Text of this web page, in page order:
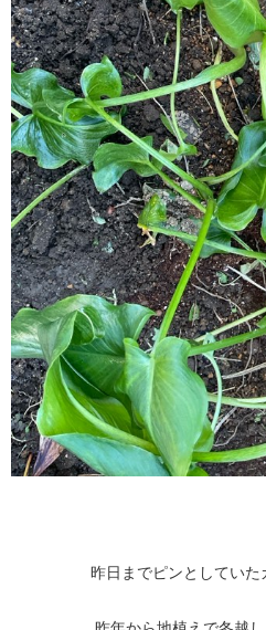
昨日までピンとしていたカ